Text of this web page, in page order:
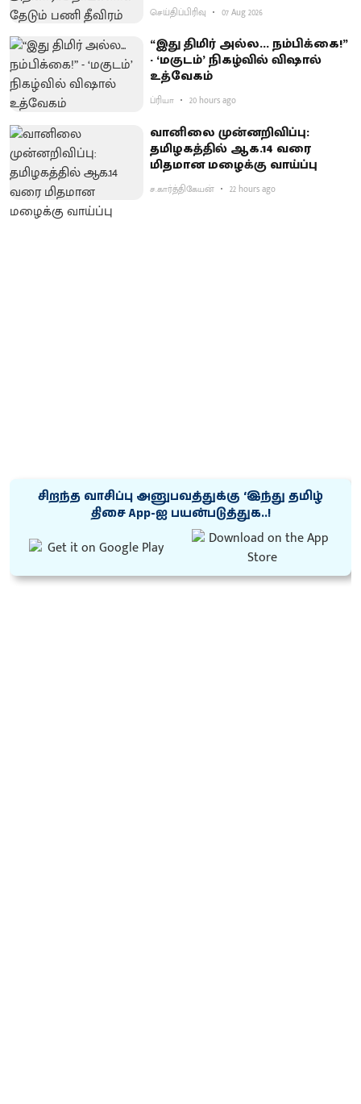
செய்திப்பிரிவு 07 Aug 2026
“இது திமிர் அல்ல... நம்பிக்கை!”
- ‘மகுடம்’ நிகழ்வில் விஷால்
உத்வேகம்
ப்ரியா 20 hours ago
வானிலை முன்னறிவிப்பு:
தமிழகத்தில் ஆக.14 வரை
மிதமான மழைக்கு வாய்ப்பு
ச.கார்த்திகேயன் 22 hours ago
சிறந்த வாசிப்பு அனுபவத்துக்கு ‘இந்து தமிழ்
திசை App-ஐ பயன்படுத்துக..!